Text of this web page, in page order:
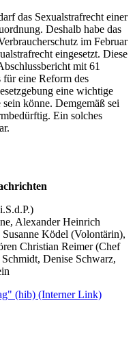
das Sexualstrafrecht einer
Deshalb habe das
im Februar
eingesetzt. Diese
mit 61
eine Reform des
eine wichtige
könne. Demgemäß sei
Ein solches
Alexander Heinrich
Susanne Ködel (Volontärin),
Christian Reimer (Chef
Denise Schwarz,
(hib) (Interner Link)